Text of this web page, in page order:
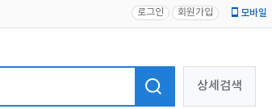
로그인 회원가입 모바일
상세검색